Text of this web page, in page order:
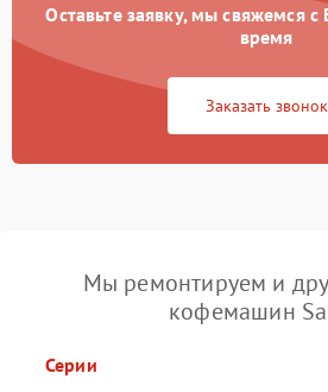
Оставьте заявку, мы свяжемся
время
Заказать звонок
Мы ремонтируем и
кофемашин
Серии